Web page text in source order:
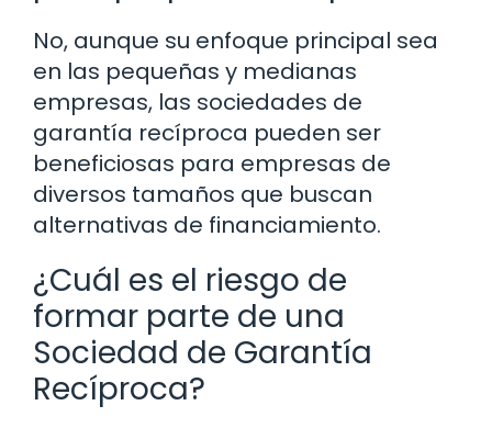
No, aunque su enfoque principal sea
en las pequeñas y medianas
empresas, las sociedades de
garantía recíproca pueden ser
beneficiosas para empresas de
diversos tamaños que buscan
alternativas de financiamiento.
¿Cuál es el riesgo de
formar parte de una
Sociedad de Garantía
Recíproca?